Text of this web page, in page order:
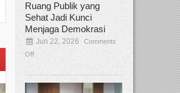
Ruang Publik yang
Sehat Jadi Kunci
Menjaga Demokrasi
Jun 22, 2026
Comments
Off